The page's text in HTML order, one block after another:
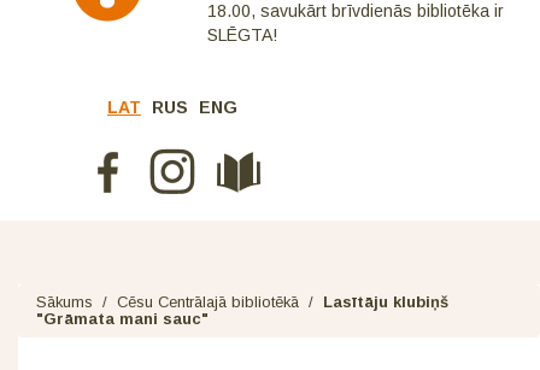
18.00, savukārt brīvdienās bibliotēka ir
SLĒGTA!
LAT RUS ENG
Sākums / Cēsu Centrālajā bibliotēkā / Lasītāju klubiņš
"Grāmata mani sauc"